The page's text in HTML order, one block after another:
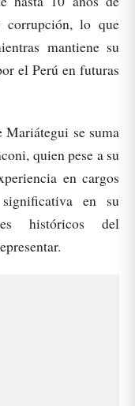
lo que
mantiene su
el Perú en futuras
se suma
quien pese a su
en cargos
en su
históricos del